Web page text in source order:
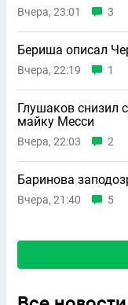
Вчера, 23:01 3
Бериша описал
Вчера, 22:19 1
Глушаков снизил
майку Месси
Вчера, 22:03 2
Баринова
Вчера, 21:40 5